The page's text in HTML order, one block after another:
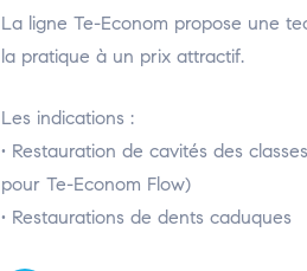
La ligne Te-Econom propose une
la pratique à un prix attractif.
Les indications :
• Restauration de cavités des
pour Te-Econom Flow)
• Restaurations de dents caduques